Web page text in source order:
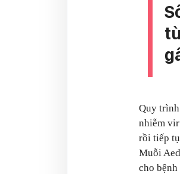
Quy
nhiễm
rồi tiếp
Muỗi
cho